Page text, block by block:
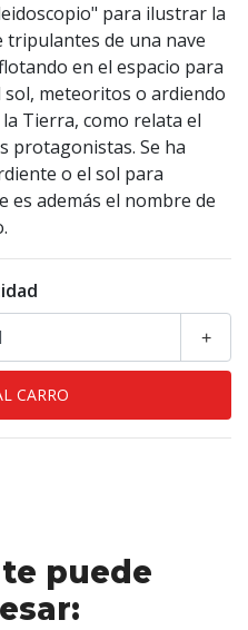
para ilustrar la
tripulantes de una nave
en el espacio para
meteoritos o ardiendo
Tierra, como relata el
protagonistas. Se ha
o el sol para
es además el nombre de
+
puede